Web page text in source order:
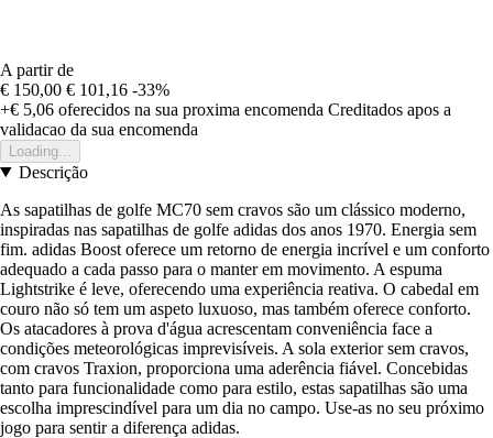
A partir de
€ 150,00 € 101,16 -33%
+€ 5,06 oferecidos na sua proxima encomenda Creditados apos a
validacao da sua encomenda
Loading...
Descrição
As sapatilhas de golfe MC70 sem cravos são um clássico moderno,
inspiradas nas sapatilhas de golfe adidas dos anos 1970. Energia sem
fim. adidas Boost oferece um retorno de energia incrível e um conforto
adequado a cada passo para o manter em movimento. A espuma
Lightstrike é leve, oferecendo uma experiência reativa. O cabedal em
couro não só tem um aspeto luxuoso, mas também oferece conforto.
Os atacadores à prova d'água acrescentam conveniência face a
condições meteorológicas imprevisíveis. A sola exterior sem cravos,
com cravos Traxion, proporciona uma aderência fiável. Concebidas
tanto para funcionalidade como para estilo, estas sapatilhas são uma
escolha imprescindível para um dia no campo. Use-as no seu próximo
jogo para sentir a diferença adidas.